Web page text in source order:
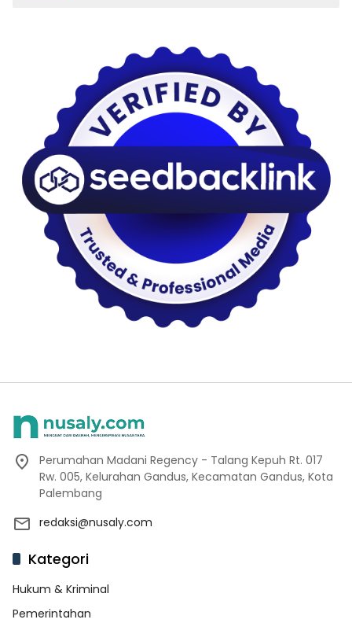
Perumahan Madani Regency - Talang Kepuh Rt. 017
Rw. 005, Kelurahan Gandus, Kecamatan Gandus, Kota
Palembang
redaksi@nusaly.com
Kategori
Hukum & Kriminal
Pemerintahan